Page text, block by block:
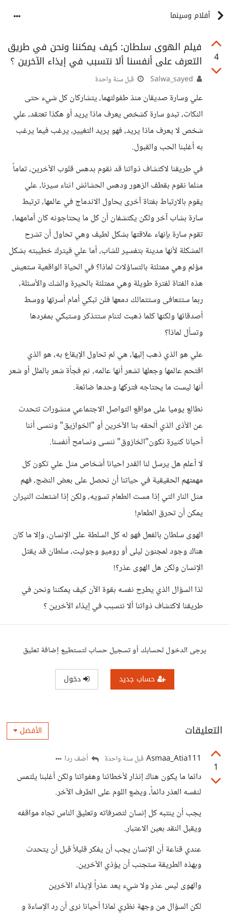
أفلام وسينما
4
فيلم الهوى سلطان: كيف يمكننا ونحن في طريق
التعرف على أنفسنا ألا نتسبب في إيذاء الآخرين ؟
قبل سنة واحدة
علي وسارة صديقان منذ طفولتهما، يتشاركان كل شيء حتى
النكات، تبدو سارة كشخص يعرف ماذا يريد أو هكذا تعتقد، علي
شخص لا يعرف ماذا يريد، فهو يريد التغيير، يرغب فيما يرغب
به أغلبنا الحب والقبول.
في طريقنا لاكتشاف ذواتنا قد نقوم بدهس قلوب الآخرين، تماماً
مثلما نقوم بقطف الزهور ودهس الحشائش اثناء سيرنا، علي
يقوم بالارتباط بفتاة آخرى يحاول الاندماج في عالمها، ترتبط
سارة بشاب آخر ولكن يكتشفان أن كل ما يحتاجونه كان أمامهما،
تقوم سارة بإنهاء علاقتها بشكل لطيف وهي تحاول أن تشرح
المشكلة لأنها مدينة بتفسير للشاب، أما علي فيترك خطيبته بشكل
مؤلم وهي ممتلئة بالتساؤلات لماذا؟ في الحياة الواقعية ستعيش
هذه الفتاة لفترة طويلة وهي ممتلئة بالحيرة والشك والأسئلة،
ربما ستتعافى وستتمالك دمعها فلن تبكي أمام أسرتها ووسط
أصدقائها ولكنها كلما ذهبت لتنام ستتذكر وستبكي بمفردها
وتسأل لماذا؟
علي هو الذي ذهب إليها، هي لم تحاول الإيقاع به، هو الذي
اقتحم عالمها وجعلها تشعر أنها عالمه، ثم فجأة شعر بالملل أو شعر
أنها ليست ما يحتاجه فتركها وحدها ضائعة.
نطالع يوميا على مواقع التواصل الاجتماعي منشورات تتحدث
عن الأذى الذي ألحقه بنا الآخرين أو "الخوازيق" وننسى أننا
أحيانا كثيرة نكون"الخازوق" ننسى ونسامح أنفسنا.
لا أعلم هل يرسل لنا القدر احيانا أشخاص مثل علي تكون كل
مهمتهم الحقيقية في حياتنا أن نحصل على بعض النضج، فهم
مثل النار التي إذا مست الطعام تسويه، ولكن إذا اشتعلت النيران
يمكن أن تحرق الطعام!
الهوى سلطان بالفعل فهو له كل السلطة على الإنسان، وإلا ما كان
هناك وجود لمجنون ليلى أو روميو وجوليت، سلطان قد يقتل
الإنسان ولكن هل الهوى عذر؟!
لذا السؤال الذي يطرح نفسه بقوة الآن كيف يمكننا ونحن في
طريقنا لاكتشاف ذواتنا ألا نتسبب في إيذاء الآخرين ؟
يرجى الدخول لحسابك أو تسجيل حساب لتستطيع إضافة تعليق
حساب جديد دخول
التعليقات الأفضل
1
Asmaa_Atia111 قبل سنة واحدة أضف ردا
دائما ما يكون هناك إنذار لأخطائنا وهفواتنا ولكن أغلبنا يلتمس
لنفسه العذر دائماً، ويضع اللوم على الطرف الآخر.
يجب أن ينتبه كل إنسان لتصرفاته وتعليق الناس تجاه مواقفه
ويقبل النقد بعين الاعتبار.
عندي قناعة أن الإنسان يجب أن يفكر قليلاً قبل أن يتحدث
وبهذه الطريقة ستجنب أن يؤذي الآخرين.
والهوى ليس عذر ولا شيء يعد عذراً لإيذاء الآخرين
لكن السؤال من وجهة نظري لماذا أحيانا نرى أن رد الإساءة و